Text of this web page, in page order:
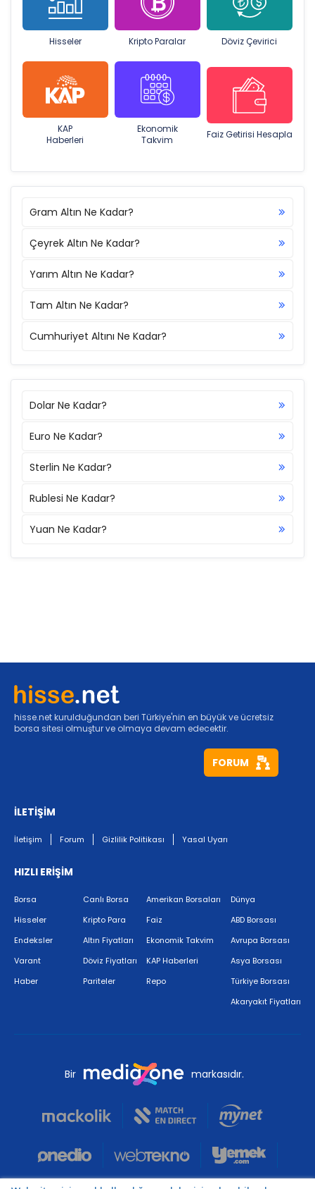
Hisseler Kripto Paralar Döviz Çevirici
KAP
Haberleri
Ekonomik
Takvim
Faiz Getirisi Hesapla
Gram Altın Ne Kadar?
Çeyrek Altın Ne Kadar?
Yarım Altın Ne Kadar?
Tam Altın Ne Kadar?
Cumhuriyet Altını Ne Kadar?
Dolar Ne Kadar?
Euro Ne Kadar?
Sterlin Ne Kadar?
Rublesi Ne Kadar?
Yuan Ne Kadar?
hisse.net kurulduğundan beri Türkiye'nin en büyük ve ücretsiz
borsa sitesi olmuştur ve olmaya devam edecektir.
FORUM
İLETİŞİM
İletişim Forum Gizlilik Politikası Yasal Uyarı
HIZLI ERİŞİM
Borsa
Hisseler
Endeksler
Varant
Haber
Canlı Borsa
Kripto Para
Altın Fiyatları
Döviz Fiyatları
Pariteler
Amerikan Borsaları
Faiz
Ekonomik Takvim
KAP Haberleri
Repo
Dünya
ABD Borsası
Avrupa Borsası
Asya Borsası
Türkiye Borsası
Akaryakıt Fiyatları
Bir markasıdır.